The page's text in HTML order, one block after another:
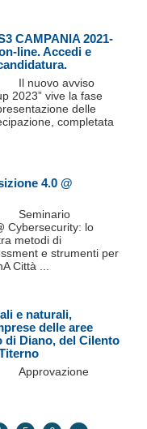
CAMPANIA 2021-
line. Accedi e
Il nuovo avviso
2023” vive la fase
delle
completata
4.0 @
Seminario
Cybersecurity: lo
metodi di
e strumenti per
Città ...
e naturali,
delle aree
di Diano, del Cilento
Approvazione